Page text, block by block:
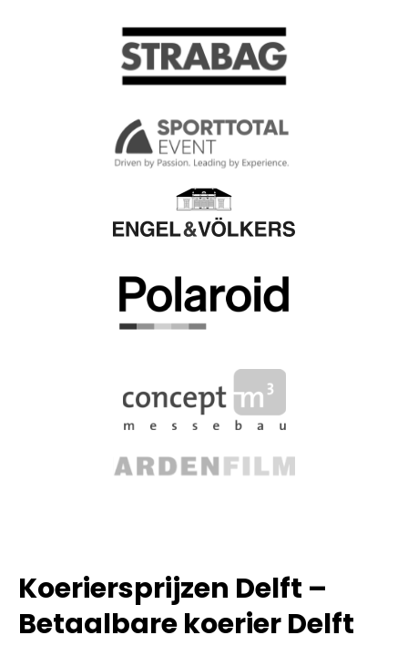
Koeriersprijzen Delft –
Betaalbare koerier Delft